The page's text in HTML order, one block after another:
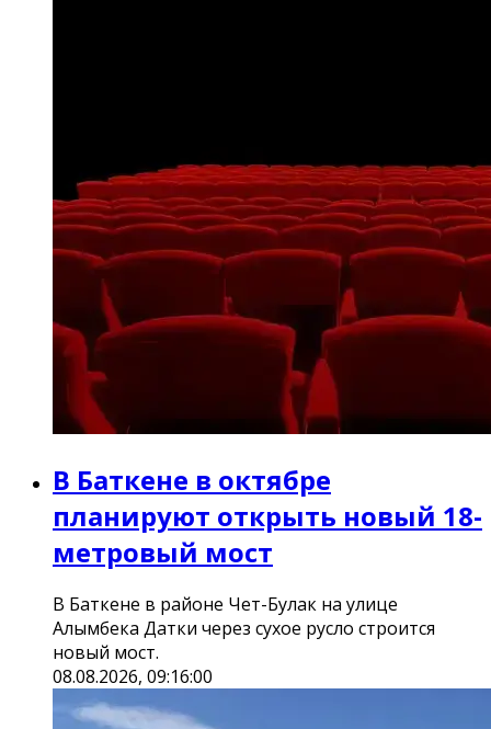
В Баткене в октябре
планируют открыть новый 18-
метровый мост
В Баткене в районе Чет-Булак на улице
Алымбека Датки через сухое русло строится
новый мост.
08.08.2026, 09:16:00